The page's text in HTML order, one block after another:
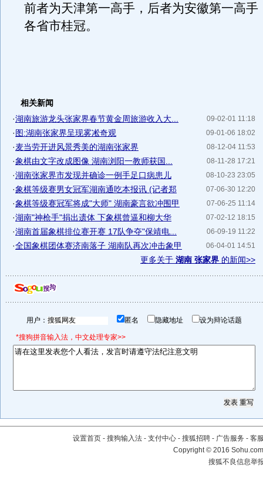
前者为天津第一高手，后者为安徽第一高手
各省市桂冠。
相关新闻
09-02-01 11:18
·湖南旅游龙头张家界春节黄金周旅游收入大...
09-01-06 18:02
·图:湖南张家界呈现雾凇奇观
08-12-04 11:53
·麦当劳开进风景秀美的湖南张家界
08-11-28 17:21
·象棋由文字改成图像 湖南浏阳一教师获国...
08-10-23 23:05
·湖南张家界市发现并确诊一例手足口病患儿
07-06-30 12:20
·象棋等级赛男女冠军湖南通吃本报讯 (记者郑
07-06-25 11:14
·象棋等级赛冠军将成"大师" 湖南豪言欲冲围甲
07-02-12 18:15
·湖南"神枪手"捐出遗体 下象棋曾逼和柳大华
06-09-19 11:22
·湖南首届象棋排位赛开赛 17队争夺"保靖电...
06-04-01 14:51
·全国象棋团体赛济南落子 湖南队再次冲击象甲
更多关于 湖南 张家界 的新闻>>
用户： 匿名 隐藏地址 设为辩论话题
*搜狗拼音输入法，中文处理专家>>
设置首页 - 搜狗输入法 - 支付中心 - 搜狐招聘 - 广告服务 - 客
Copyright©2016
搜狐不良信息举